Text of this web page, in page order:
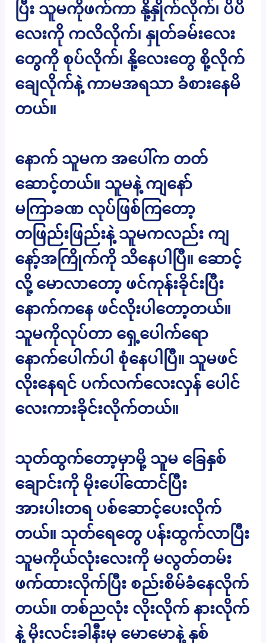
ပြီး သူမကိုဖက်ကာ နို့နှိုက်လိုက်၊ ပိပိ
လေးကို ကလိလိုက်၊ နှုတ်ခမ်းလေး
တွေကို စုပ်လိုက်၊ နို့လေးတွေ စို့လိုက်
ချေလိုက်နဲ့ ကာမအရသာ ခံစားနေမိ
တယ်။
နောက် သူမက အပေါ်က တတ်
ဆောင့်တယ်။ သူမနဲ့ ကျနော်
မကြာခဏ လုပ်ဖြစ်ကြတော့
တဖြည်းဖြည်းနဲ့ သူမကလည်း ကျ
နော့်အကြိုက်ကို သိနေပါပြီ။ ဆောင့်
လို့ မောလာတော့ ဖင်ကုန်းခိုင်းပြီး
နောက်ကနေ ဖင်လိုးပါတော့တယ်။
သူမကိုလုပ်တာ ရှေ့ပေါက်ရော
နောက်ပေါက်ပါ စုံနေပါပြီ။ သူမဖင်
လိုးနေရင် ပက်လက်လေးလှန် ပေါင်
လေးကားခိုင်းလိုက်တယ်။
သုတ်ထွက်တော့မှာမို့ သူမ ခြေနှစ်
ချောင်းကို မိုးပေါ်ထောင်ပြီး
အားပါးတရ ပစ်ဆောင့်ပေးလိုက်
တယ်။ သုတ်ရေတွေ ပန်းထွက်လာပြီး
သူမကိုယ်လုံးလေးကို မလွတ်တမ်း
ဖက်ထားလိုက်ပြီး စည်းစိမ်ခံနေလိုက်
တယ်။ တစ်ညလုံး လိုးလိုက် နားလိုက်
နဲ့ မိုးလင်းခါနီးမှ မောမောနဲ့ နှစ်